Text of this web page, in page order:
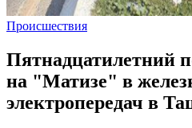
Происшествия
Пятнадцатилетний
на "Матизе" в
электропередач в